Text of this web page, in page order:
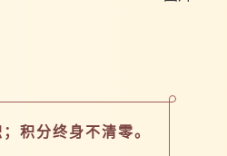
积分终身不清零。